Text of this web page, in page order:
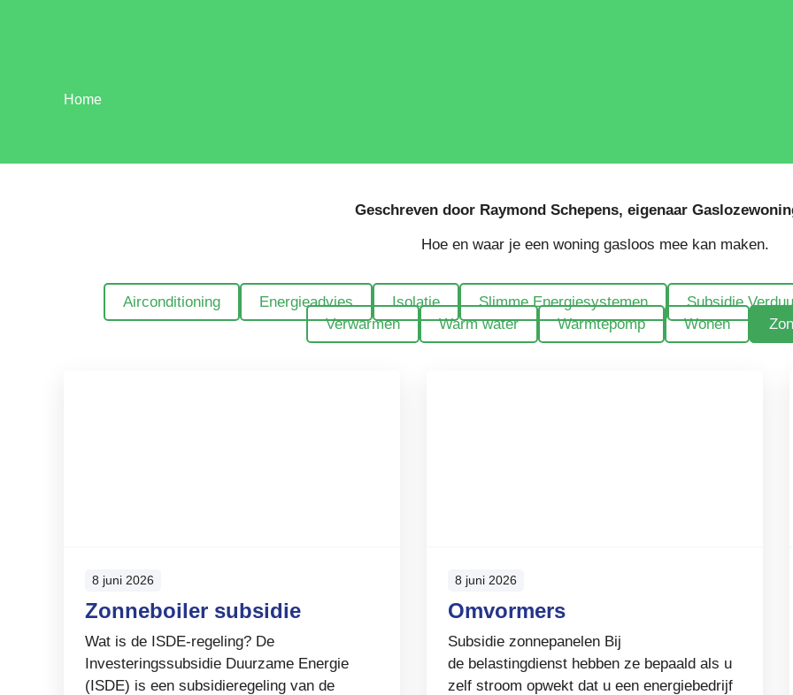
Home
Geschreven door Raymond Schepens, eigenaar
Hoe en waar je een woning gasloos mee kan maken.
Airconditioning Energieadvies Isolatie Slimme Energiesystemen Subsidie
Verwarmen
Warm water Warmtepomp Wonen
8 juni 2026
Zonneboiler subsidie
Wat is de ISDE-regeling? De
Investeringssubsidie Duurzame Energie
(ISDE) is een subsidieregeling van de
8 juni 2026
Omvormers
Subsidie zonnepanelen Bij
de belastingdienst hebben ze bepaald als u
zelf stroom opwekt dat u een energiebedrijf